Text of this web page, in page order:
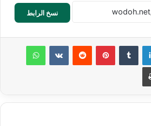
نسخ الرابط
لينكدإن بينتيريست